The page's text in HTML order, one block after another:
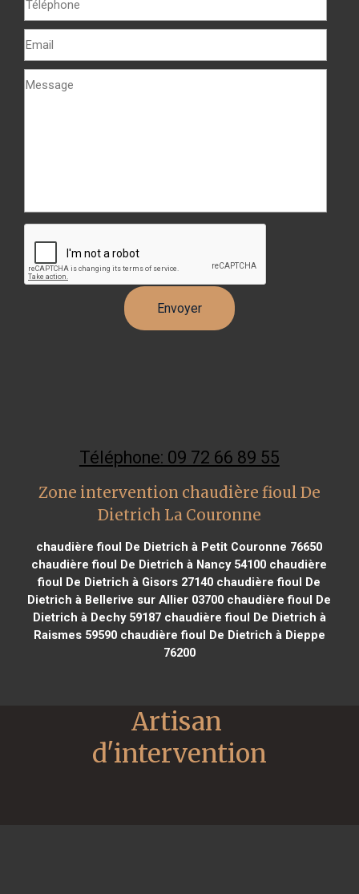
Téléphone: 09 72 66 89 55
Zone intervention chaudière fioul De
Dietrich La Couronne
chaudière fioul De Dietrich à Petit Couronne 76650
chaudière fioul De Dietrich à Nancy 54100 chaudière
fioul De Dietrich à Gisors 27140 chaudière fioul De
Dietrich à Bellerive sur Allier 03700 chaudière fioul De
Dietrich à Dechy 59187chaudière fioul De Dietrich à
Raismes 59590chaudière fioul De Dietrich à Dieppe
76200
Artisan
d'intervention